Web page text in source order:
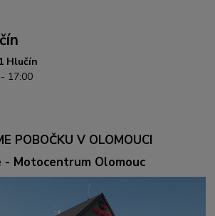
Hlučín
17:00
POBOČKU V OLOMOUCI
- Motocentrum Olomouc